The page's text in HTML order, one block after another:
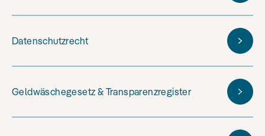
Datenschutzrecht
Geldwäschegesetz & Transparenzregister